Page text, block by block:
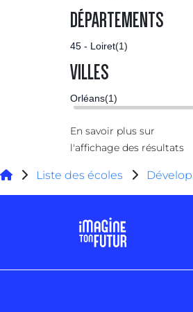
DÉPARTEMENTS
45 - Loiret(1)
VILLES
Orléans(1)
En savoir plus sur
l'affichage des résultats
Liste des écoles